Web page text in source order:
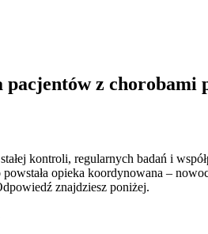
z chorobami
kontroli, regularnych badań i
opieka koordynowana –
znajdziesz poniżej.